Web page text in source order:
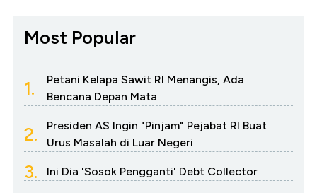
Most Popular
1.
Petani Kelapa Sawit RI Menangis, Ada
Bencana Depan Mata
2.
Presiden AS Ingin "Pinjam" Pejabat RI Buat
Urus Masalah di Luar Negeri
3. Ini Dia 'Sosok Pengganti' Debt Collector